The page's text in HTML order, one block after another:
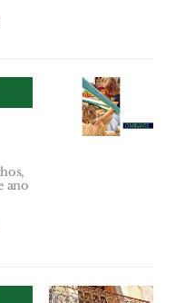
ano